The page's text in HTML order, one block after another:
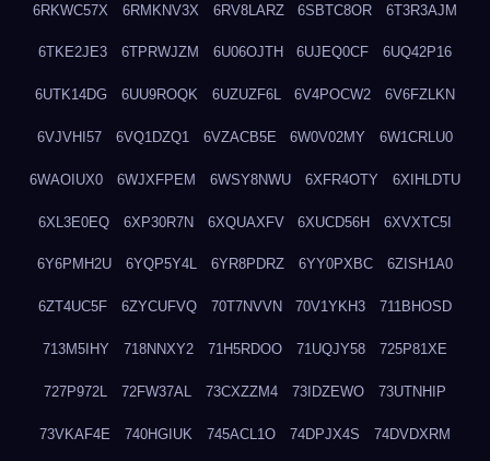
6RKWC57X 6RMKNV3X 6RV8LARZ 6SBTC8OR 6T3R3AJM
6TKE2JE3 6TPRWJZM 6U06OJTH 6UJEQ0CF 6UQ42P16
6UTK14DG 6UU9ROQK 6UZUZF6L 6V4POCW2 6V6FZLKN
6VJVHI57 6VQ1DZQ1 6VZACB5E 6W0V02MY 6W1CRLU0
6WAOIUX0 6WJXFPEM 6WSY8NWU 6XFR4OTY 6XIHLDTU
6XL3E0EQ 6XP30R7N 6XQUAXFV 6XUCD56H 6XVXTC5I
6Y6PMH2U 6YQP5Y4L 6YR8PDRZ 6YY0PXBC 6ZISH1A0
6ZT4UC5F 6ZYCUFVQ 70T7NVVN 70V1YKH3 711BHOSD
713M5IHY 718NNXY2 71H5RDOO 71UQJY58 725P81XE
727P972L 72FW37AL 73CXZZM4 73IDZEWO 73UTNHIP
73VKAF4E 740HGIUK 745ACL1O 74DPJX4S 74DVDXRM